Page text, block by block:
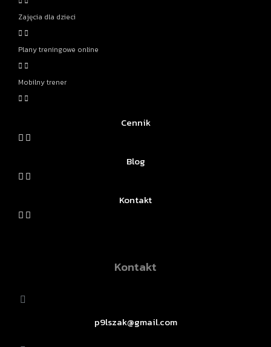
Zajęcia dla dzieci
Plany treningowe online
Mobilny trener
Cennik
Blog
Kontakt
Kontakt
p9lszak@gmail.com